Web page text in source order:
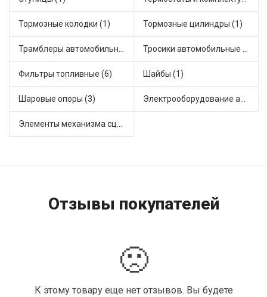
Тормозные колодки (1) Тормозные цилиндры (1)
Трамблеры автомобильные (2) Тросики автомобильные (1)
Фильтры топливные (6) Шайбы (1)
Шаровые опоры (3) Электрооборудование автомобилей (1)
Элементы механизма сцепления (1)
Отзывы покупателей
🙁
К этому товару еще нет отзывов. Вы будете